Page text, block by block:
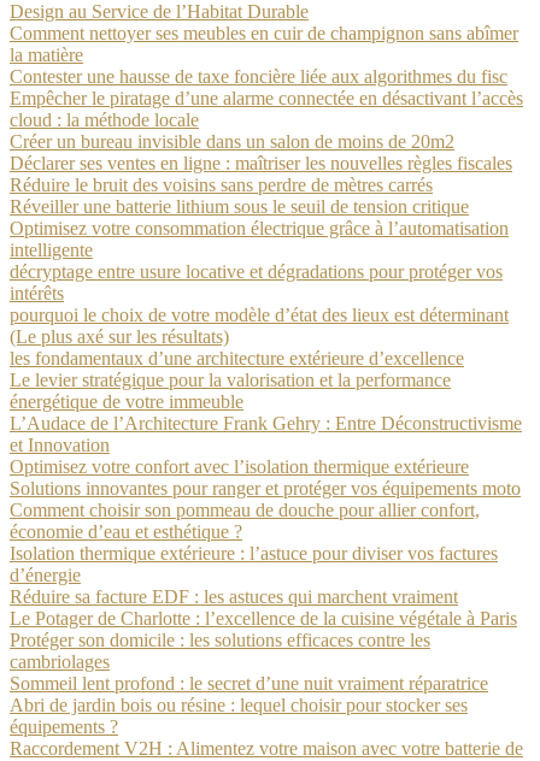
Design au Service de l’Habitat Durable
Comment nettoyer ses meubles en cuir de champignon sans abîmer
la matière
Contester une hausse de taxe foncière liée aux algorithmes du fisc
Empêcher le piratage d’une alarme connectée en désactivant l’accès
cloud : la méthode locale
Créer un bureau invisible dans un salon de moins de 20m2
Déclarer ses ventes en ligne : maîtriser les nouvelles règles fiscales
Réduire le bruit des voisins sans perdre de mètres carrés
Réveiller une batterie lithium sous le seuil de tension critique
Optimisez votre consommation électrique grâce à l’automatisation
intelligente
décryptage entre usure locative et dégradations pour protéger vos
intérêts
pourquoi le choix de votre modèle d’état des lieux est déterminant
(Le plus axé sur les résultats)
les fondamentaux d’une architecture extérieure d’excellence
Le levier stratégique pour la valorisation et la performance
énergétique de votre immeuble
L’Audace de l’Architecture Frank Gehry : Entre Déconstructivisme
et Innovation
Optimisez votre confort avec l’isolation thermique extérieure
Solutions innovantes pour ranger et protéger vos équipements moto
Comment choisir son pommeau de douche pour allier confort,
économie d’eau et esthétique ?
Isolation thermique extérieure : l’astuce pour diviser vos factures
d’énergie
Réduire sa facture EDF : les astuces qui marchent vraiment
Le Potager de Charlotte : l’excellence de la cuisine végétale à Paris
Protéger son domicile : les solutions efficaces contre les
cambriolages
Sommeil lent profond : le secret d’une nuit vraiment réparatrice
Abri de jardin bois ou résine : lequel choisir pour stocker ses
équipements ?
Raccordement V2H : Alimentez votre maison avec votre batterie de